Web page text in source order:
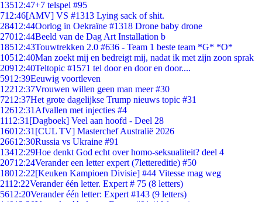
13512:47+7 telspel #95
712:46[AMV] VS #1313 Lying sack of shit.
28412:44Oorlog in Oekraïne #1318 Drone baby drone
27012:44Beeld van de Dag Art Installation b
18512:43Touwtrekken 2.0 #636 - Team 1 beste team *G* *O*
10512:40Man zoekt mij en bedreigt mij, nadat ik met zijn zoon sprak
20912:40Teltopic #1571 tel door en door en door....
5912:39Eeuwig voortleven
12212:37Vrouwen willen geen man meer #30
7212:37Het grote dagelijkse Trump nieuws topic #31
12612:31 Afvallen met injecties #4
1112:31 [Dagboek] Veel aan hoofd - Deel 28
16012:31 [CUL TV] Masterchef Australië 2026
26612:30Russia vs Ukraine #91
13412:29Hoe denkt God echt over homo-seksualiteit? deel 4
20712:24Verander een letter expert (7lettereditie) #50
18012:22[Keuken Kampioen Divisie] #44 Vitesse mag weg
2112:22Verander één letter. Expert # 75 (8 letters)
5612:20Verander één letter: Expert #143 (9 letters)